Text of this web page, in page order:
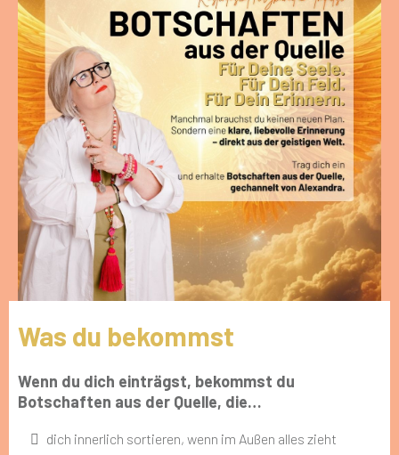
Was du bekommst
Wenn du dich einträgst, bekommst du
Botschaften aus der Quelle, die…
dich innerlich sortieren, wenn im Außen alles zieht